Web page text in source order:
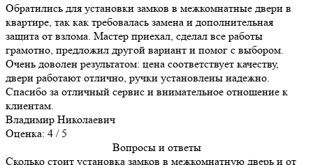
Обратились для установки замков в межкомнатные двери в
квартире, так как требовалась замена и дополнительная
защита от взлома. Мастер приехал, сделал все работы
грамотно, предложил другой вариант и помог с выбором.
Очень доволен результатом: цена соответствует качеству,
двери работают отлично, ручки установлены надежно.
Спасибо за отличный сервис и внимательное отношение к
клиентам.
Владимир Николаевич
Оценка: 4 / 5
Вопросы и ответы
Сколько стоит установка замков в межкомнатную дверь и от